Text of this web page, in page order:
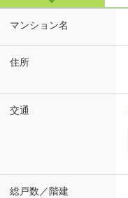
マンション名
住所
交通
総戸数／階建